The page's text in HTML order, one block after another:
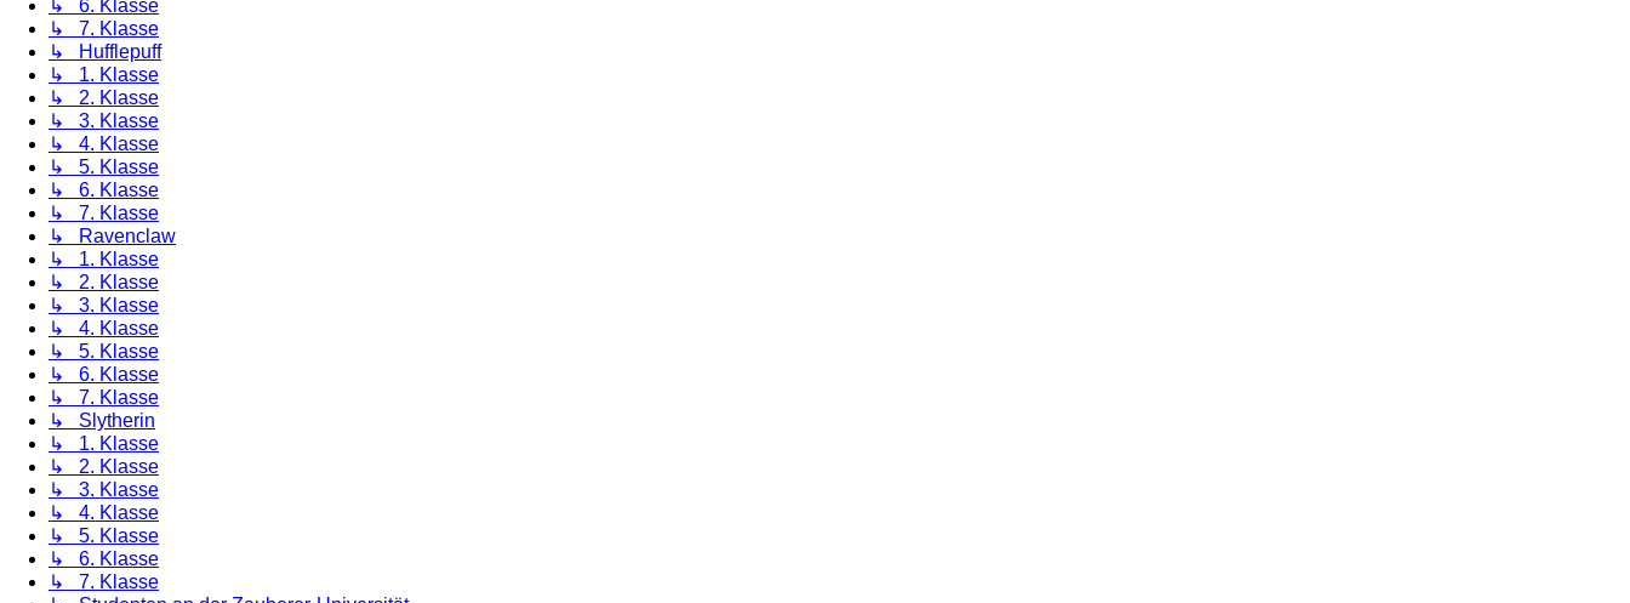
↳ 6. Klasse
↳ 7. Klasse
↳ Hufflepuff
↳ 1. Klasse
↳ 2. Klasse
↳ 3. Klasse
↳ 4. Klasse
↳ 5. Klasse
↳ 6. Klasse
↳ 7. Klasse
↳ Ravenclaw
↳ 1. Klasse
↳ 2. Klasse
↳ 3. Klasse
↳ 4. Klasse
↳ 5. Klasse
↳ 6. Klasse
↳ 7. Klasse
↳ Slytherin
↳ 1. Klasse
↳ 2. Klasse
↳ 3. Klasse
↳ 4. Klasse
↳ 5. Klasse
↳ 6. Klasse
↳ 7. Klasse